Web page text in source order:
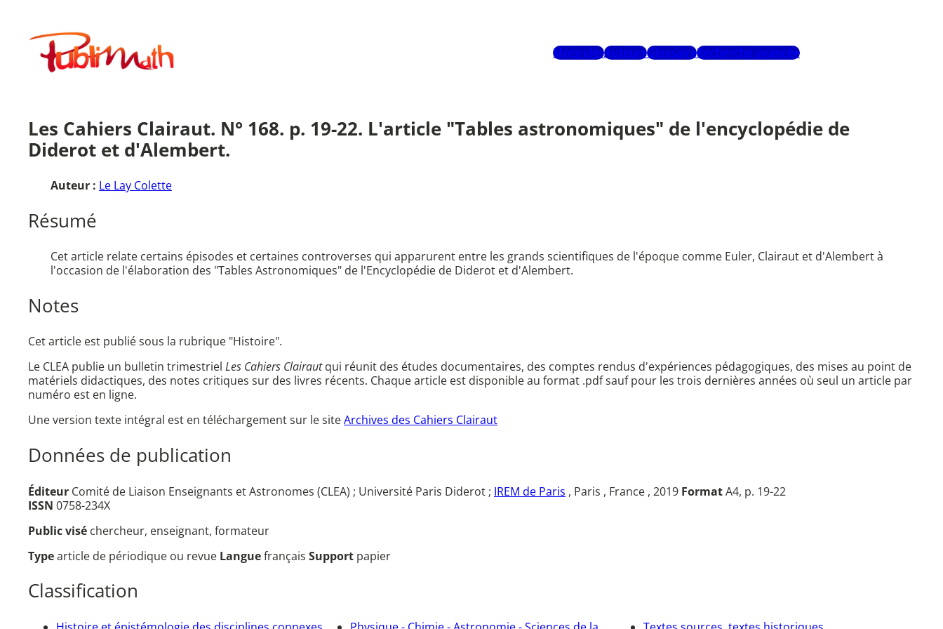
contenuPublimath
Mots-clésAuteursGlossaireRecherche avancée
Les Cahiers Clairaut. N° 168. p. 19-22. L'article "Tables astronomiques" de l'encyclopédie de
Diderot et d'Alembert.
Auteur : Le Lay Colette
Résumé
Cet article relate certains épisodes et certaines controverses qui apparurent entre les grands scientifiques de l'époque comme Euler, Clairaut et d'Alembert à
l'occasion de l'élaboration des "Tables Astronomiques" de l'Encyclopédie de Diderot et d'Alembert.
Notes
Cet article est publié sous la rubrique "Histoire".
Le CLEA publie un bulletin trimestriel Les Cahiers Clairautqui réunit des études documentaires, des comptes rendus d'expériences pédagogiques, des mises au point de
matériels didactiques, des notes critiques sur des livres récents. Chaque article est disponible au format .pdf sauf pour les trois dernières années où seul un article par
numéro est en ligne.
Une version texte intégral est en téléchargement sur le siteArchives des Cahiers Clairaut
Données de publication
Éditeur Comité de Liaison Enseignants et Astronomes (CLEA) ; Université Paris Diderot ; IREM de Paris , Paris , France , 2019 FormatA4, p. 19-22
ISSN 0758-234X
Public visé chercheur, enseignant, formateur
Typearticle de périodique ou revue Languefrançais Support papier
Classification